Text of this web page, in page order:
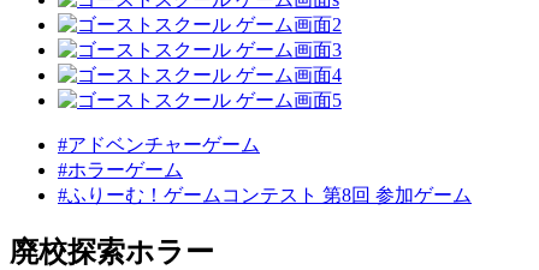
#アドベンチャーゲーム
#ホラーゲーム
#ふりーむ！ゲームコンテスト 第8回 参加ゲーム
廃校探索ホラー